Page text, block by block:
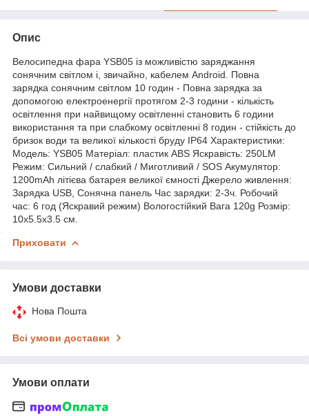
Опис
Велосипедна фара YSB05 із можливістю заряджання
сонячним світлом і, звичайно, кабелем Android. Повна
зарядка сонячним світлом 10 годин - Повна зарядка за
допомогою електроенергії протягом 2-3 години - кількість
освітлення при найвищому освітленні становить 6 години
використання та при слабкому освітленні 8 годин - стійкість до
бризок води та великої кількості бруду IP64 Характеристики:
Модель: YSB05 Матеріал: пластик ABS Яскравість: 250LM
Режим: Сильний / слабкий / Миготливий / SOS Акумулятор:
1200mAh літієва батарея великої ємності Джерело живлення:
Зарядка USB, Сонячна панель Час зарядки: 2-3ч. Робочий
час: 6 год (Яскравий режим) Вологостійкий Вага 120g Розмір:
10x5.5x3.5 см.
Приховати
Умови доставки
Нова Пошта
Всі умови доставки
Умови оплати